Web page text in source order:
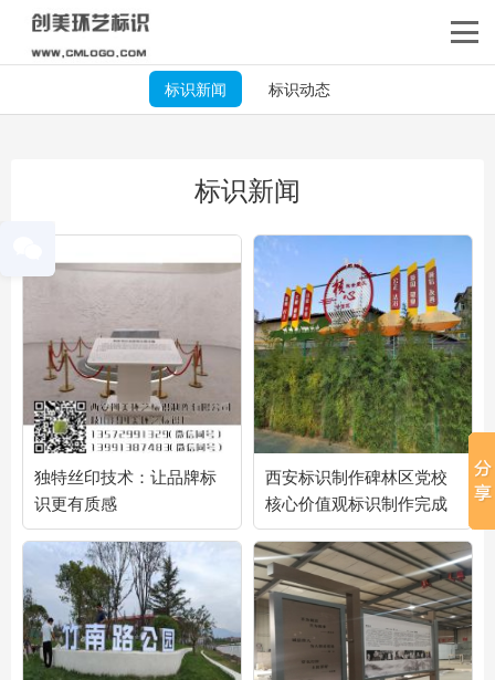
标识新闻 标识动态
标识新闻
独特丝印技术：让品牌标
识更有质感
西安标识制作碑林区党校
核心价值观标识制作完成